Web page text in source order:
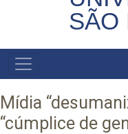
SÃO
NAVEGADOR
PRINCIPAL
Mídia
“cúmplice de